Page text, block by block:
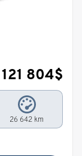
121 804$
26 642 km